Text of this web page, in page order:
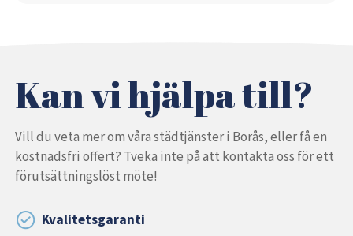
Kan vi hjälpa till?
Vill du veta mer om våra städtjänster i Borås, eller få en
kostnadsfri offert? Tveka inte på att kontakta oss för ett
förutsättningslöst möte!
Kvalitetsgaranti